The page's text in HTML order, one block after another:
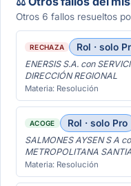
Otros 6 fallos resueltos
RECHAZA Rol · solo
ENERSIS S.A. con
DIRECCIÓN REGIONAL
Materia: Resolución
ACOGE Rol · solo Pro
SALMONES AYSEN S A
METROPOLITANA
Materia: Resolución